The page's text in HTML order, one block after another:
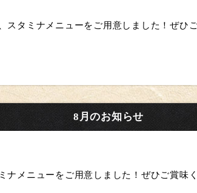
スタミナメニューをご用意しました！ぜひ
8月のお知らせ
ナメニューをご用意しました！ ぜひご賞味